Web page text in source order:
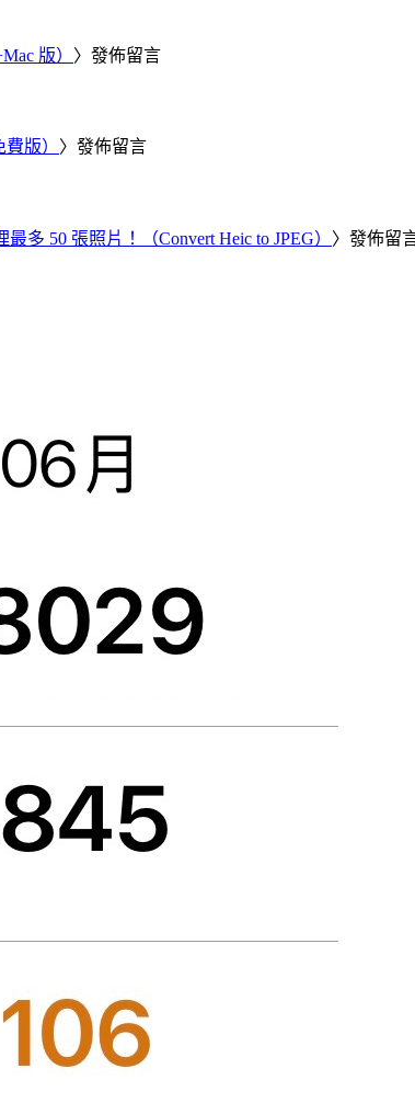
版） 〉發佈留言
版） 〉發佈留言
多 50 張照片！（Convert Heic to JPEG） 〉發佈留